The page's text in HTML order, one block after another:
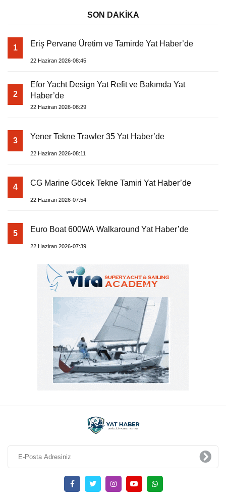
SON DAKİKA
1 Eriş Pervane Üretim ve Tamirde Yat Haber’de
22 Haziran 2026-08:45
2
Efor Yacht Design Yat Refit ve Bakımda Yat
Haber’de
22 Haziran 2026-08:29
3 Yener Tekne Trawler 35 Yat Haber’de
22 Haziran 2026-08:11
4 CG Marine Göcek Tekne Tamiri Yat Haber’de
22 Haziran 2026-07:54
5 Euro Boat 600WA Walkaround Yat Haber’de
22 Haziran 2026-07:39